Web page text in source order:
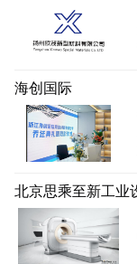
海创国际
北京思乘至新工业